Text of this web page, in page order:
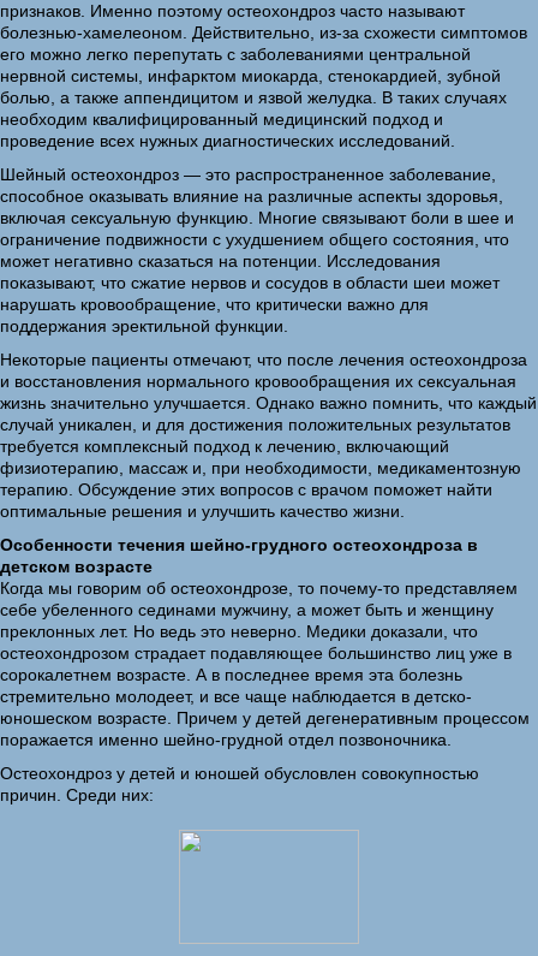
признаков. Именно поэтому остеохондроз часто называют
болезнью-хамелеоном. Действительно, из-за схожести симптомов
его можно легко перепутать с заболеваниями центральной
нервной системы, инфарктом миокарда, стенокардией, зубной
болью, а также аппендицитом и язвой желудка. В таких случаях
необходим квалифицированный медицинский подход и
проведение всех нужных диагностических исследований.
Шейный остеохондроз — это распространенное заболевание,
способное оказывать влияние на различные аспекты здоровья,
включая сексуальную функцию. Многие связывают боли в шее и
ограничение подвижности с ухудшением общего состояния, что
может негативно сказаться на потенции. Исследования
показывают, что сжатие нервов и сосудов в области шеи может
нарушать кровообращение, что критически важно для
поддержания эректильной функции.
Некоторые пациенты отмечают, что после лечения остеохондроза
и восстановления нормального кровообращения их сексуальная
жизнь значительно улучшается. Однако важно помнить, что каждый
случай уникален, и для достижения положительных результатов
требуется комплексный подход к лечению, включающий
физиотерапию, массаж и, при необходимости, медикаментозную
терапию. Обсуждение этих вопросов с врачом поможет найти
оптимальные решения и улучшить качество жизни.
Особенности течения шейно-грудного остеохондроза в
детском возрасте
Когда мы говорим об остеохондрозе, то почему-то представляем
себе убеленного сединами мужчину, а может быть и женщину
преклонных лет. Но ведь это неверно. Медики доказали, что
остеохондрозом страдает подавляющее большинство лиц уже в
сорокалетнем возрасте. А в последнее время эта болезнь
стремительно молодеет, и все чаще наблюдается в детско-
юношеском возрасте. Причем у детей дегенеративным процессом
поражается именно шейно-грудной отдел позвоночника.
Остеохондроз у детей и юношей обусловлен совокупностью
причин. Среди них: